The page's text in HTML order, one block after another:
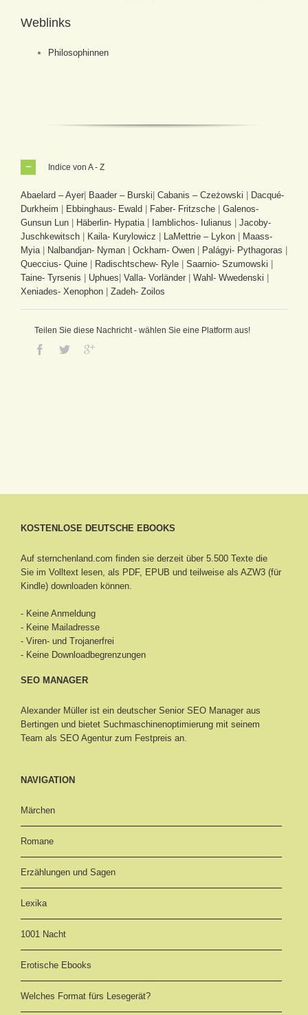
Weblinks
Philosophinnen
Indice von A - Z
Abaelard – Ayer Baader – Burski Cabanis – Czeżowski
Dacqué-
Durkheim
Ebbinghaus- Ewald Faber- Fritzsche
Galenos-
Gunsun Lun
Häberlin- Hypatia Iamblichos- Iulianus
Jacoby-
Juschkewitsch
Kaila- Kurylowicz LaMettrie – Lykon
Maass-
Myia
Nalbandjan- Nyman Ockham- Owen Palágyi- Pythagoras
Queccius- Quine
Radischtschew- Ryle Saarnio- Szumowski
Taine- Tyrsenis
Uphues Valla- Vorländer Wahl- Wwedenski
Xeniades- Xenophon
Zadeh- Zoilos
Teilen Sie diese Nachricht - wählen Sie eine Platform aus!
KOSTENLOSE DEUTSCHE EBOOKS
Auf sternchenland.com finden sie derzeit über 5.500 Texte die
Sie im Volltext lesen, als PDF, EPUB und teilweise als AZW3 (für
Kindle) downloaden können.
- Keine Anmeldung
- Keine Mailadresse
- Viren- und Trojanerfrei
- Keine Downloadbegrenzungen
SEO MANAGER
Alexander Müller ist ein deutscher Senior SEO Manager aus
Bertingen und bietet Suchmaschinenoptimierung mit seinem
Team als SEO Agentur zum Festpreis an.
NAVIGATION
Märchen
Romane
Erzählungen und Sagen
Lexika
1001 Nacht
Erotische Ebooks
Welches Format fürs Lesegerät?